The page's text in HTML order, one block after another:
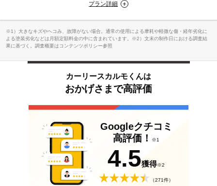
プラン詳細
※1）大きなキズやヘコみ、故障がない場合。通常の使用による摩耗や軽微な傷・経年劣化に
よる塗装劣化などは月額定額料金の中に含まれています。※2）文末の制作日における調査結
果に基づく。調査概要はコンテンツポリシー参照
カーリースカルモくんは
おかげさまで高評価
Googleクチコミ
高評価！
※1
4.5獲得※2
（271件）